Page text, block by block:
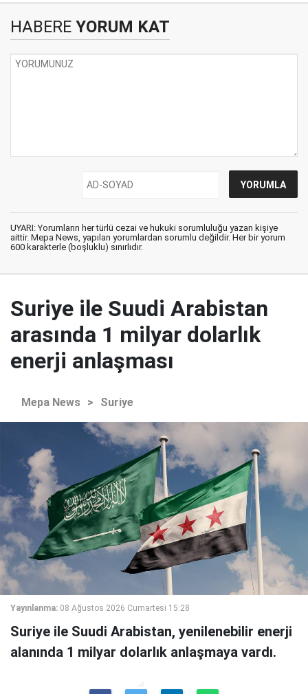
HABERE YORUM KAT
UYARI: Yorumların her türlü cezai ve hukuki sorumluluğu yazan kişiye
aittir. Mepa News, yapılan yorumlardan sorumlu değildir. Her bir yorum
600 karakterle (boşluklu) sınırlıdır.
Suriye ile Suudi Arabistan
arasında 1 milyar dolarlık
enerji anlaşması
Mepa News > Suriye
Yayınlanma: 08 Ağustos 2026 Cumartesi 15:28
Suriye ile Suudi Arabistan, yenilenebilir enerji
alanında 1 milyar dolarlık anlaşmaya vardı.